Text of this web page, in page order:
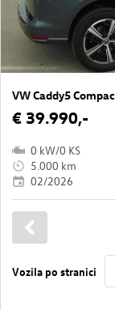
VW Caddy5
€ 39.990,-
0 kW/0 KS
5.000 km
02/2026
Vozila po stranici